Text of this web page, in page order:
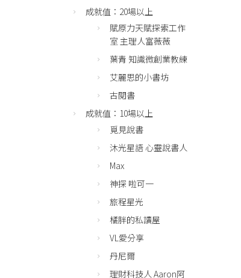
成就值：20場以上
賦原力天賦探索工作
室 主理人富薇薇
葉青 知識微創業教練
艾麗思的小書坊
古閱書
成就值：10場以上
覓見說書
沐光星語 心靈說書人
Max
神探 啦可一
旅程星光
橘胖的私讀屋
VL愛分享
丹尼爾
理財科技人 Aaron阿